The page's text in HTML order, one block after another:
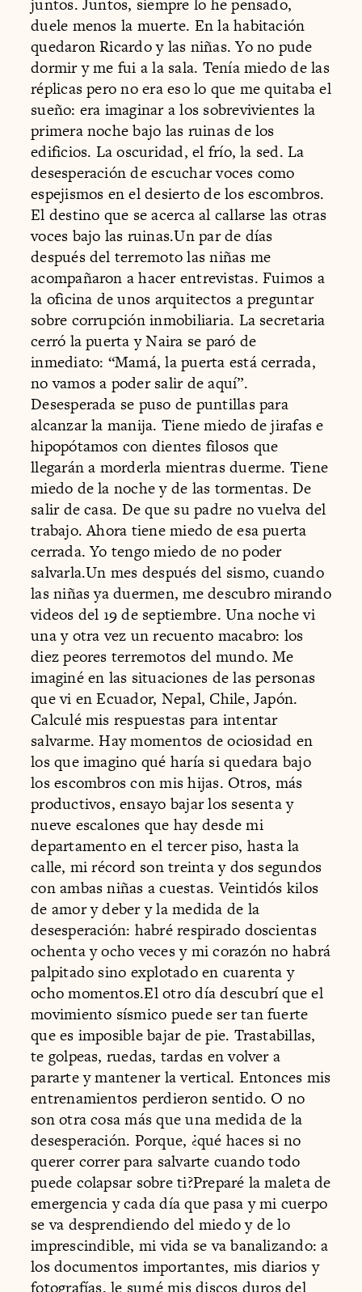
juntos. Juntos, siempre lo he pensado,
duele menos la muerte. En la habitación
quedaron Ricardo y las niñas. Yo no pude
dormir y me fui a la sala. Tenía miedo de las
réplicas pero no era eso lo que me quitaba el
sueño: era imaginar a los sobrevivientes la
primera noche bajo las ruinas de los
edificios. La oscuridad, el frío, la sed. La
desesperación de escuchar voces como
espejismos en el desierto de los escombros.
El destino que se acerca al callarse las otras
voces bajo las ruinas.Un par de días
después del terremoto las niñas me
acompañaron a hacer entrevistas. Fuimos a
la oficina de unos arquitectos a preguntar
sobre corrupción inmobiliaria. La secretaria
cerró la puerta y Naira se paró de
inmediato: “Mamá, la puerta está cerrada,
no vamos a poder salir de aquí”.
Desesperada se puso de puntillas para
alcanzar la manija. Tiene miedo de jirafas e
hipopótamos con dientes filosos que
llegarán a morderla mientras duerme. Tiene
miedo de la noche y de las tormentas. De
salir de casa. De que su padre no vuelva del
trabajo. Ahora tiene miedo de esa puerta
cerrada. Yo tengo miedo de no poder
salvarla.Un mes después del sismo, cuando
las niñas ya duermen, me descubro mirando
videos del 19 de septiembre. Una noche vi
una y otra vez un recuento macabro: los
diez peores terremotos del mundo. Me
imaginé en las situaciones de las personas
que vi en Ecuador, Nepal, Chile, Japón.
Calculé mis respuestas para intentar
salvarme. Hay momentos de ociosidad en
los que imagino qué haría si quedara bajo
los escombros con mis hijas. Otros, más
productivos, ensayo bajar los sesenta y
nueve escalones que hay desde mi
departamento en el tercer piso, hasta la
calle, mi récord son treinta y dos segundos
con ambas niñas a cuestas. Veintidós kilos
de amor y deber y la medida de la
desesperación: habré respirado doscientas
ochenta y ocho veces y mi corazón no habrá
palpitado sino explotado en cuarenta y
ocho momentos.El otro día descubrí que el
movimiento sísmico puede ser tan fuerte
que es imposible bajar de pie. Trastabillas,
te golpeas, ruedas, tardas en volver a
pararte y mantener la vertical. Entonces mis
entrenamientos perdieron sentido. O no
son otra cosa más que una medida de la
desesperación. Porque, ¿qué haces si no
querer correr para salvarte cuando todo
puede colapsar sobre ti?Preparé la maleta de
emergencia y cada día que pasa y mi cuerpo
se va desprendiendo del miedo y de lo
imprescindible, mi vida se va banalizando: a
los documentos importantes, mis diarios y